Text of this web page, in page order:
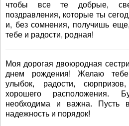
чтобы все те добрые,
поздравления, которые ты
и, без сомнения, получишь
тебе и радости, родная!
Моя дорогая двоюродная
днем рождения! Желаю тебе
улыбок, радости,
хорошего расположения.
необходима и важна. Пусть
надежность и порядок!